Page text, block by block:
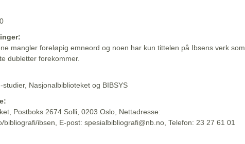
mangler foreløpig emneord og noen har kun tittelen på Ibsens verk som
dubletter forekommer.
studier, Nasjonalbiblioteket og BIBSYS
Postboks 2674 Solli, 0203 Oslo, Nettadresse:
bibliografi/ibsen, E-post: spesialbibliografi@nb.no, Telefon: 23 27 61 01